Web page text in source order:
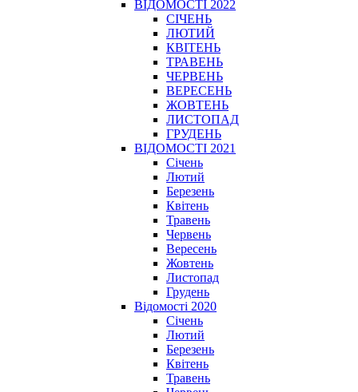
ВІДОМОСТІ 2022
СІЧЕНЬ
ЛЮТИЙ
КВІТЕНЬ
ТРАВЕНЬ
ЧЕРВЕНЬ
ВЕРЕСЕНЬ
ЖОВТЕНЬ
ЛИСТОПАД
ГРУДЕНЬ
ВІДОМОСТІ 2021
Січень
Лютий
Березень
Квітень
Травень
Червень
Вересень
Жовтень
Листопад
Грудень
Відомості 2020
Січень
Лютий
Березень
Квітень
Травень